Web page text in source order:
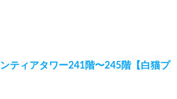
ンティアタワー241階〜245階【白猫プ